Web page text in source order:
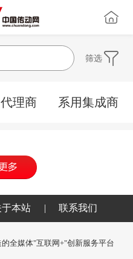
筛选
代理商 系用集成商
于本站 | 联系我们
全媒体"互联网+"创新服务平台